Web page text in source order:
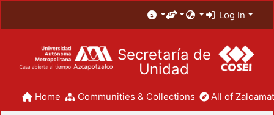
Log In
Secretaría de
Unidad
Home Communities & Collections All of